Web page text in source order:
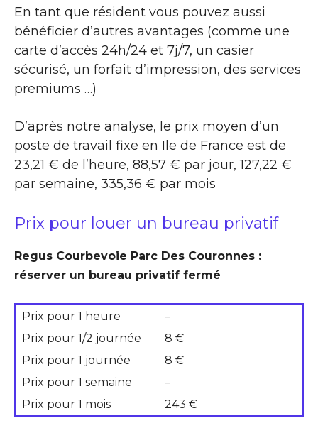
En tant que résident vous pouvez aussi
bénéficier d’autres avantages (comme une
carte d’accès 24h/24 et 7j/7, un casier
sécurisé, un forfait d’impression, des services
premiums …)
D’après notre analyse, le prix moyen d’un
poste de travail fixe en Ile de France est de
23,21 € de l’heure, 88,57 € par jour, 127,22 €
par semaine, 335,36 € par mois
Prix pour louer un bureau privatif
Regus Courbevoie Parc Des Couronnes :
réserver un bureau privatif fermé
Prix pour 1 heure
–
Prix pour 1/2 journée
8 €
Prix pour 1 journée
8 €
Prix pour 1 semaine
–
Prix pour 1 mois
243 €